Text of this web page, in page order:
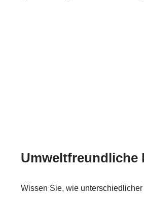
Umweltfreundliche
Wissen Sie, wie